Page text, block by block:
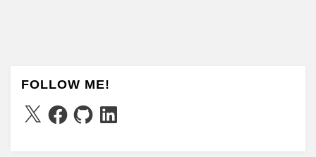
FOLLOW ME!
X Facebook
GitHubLinkedIn